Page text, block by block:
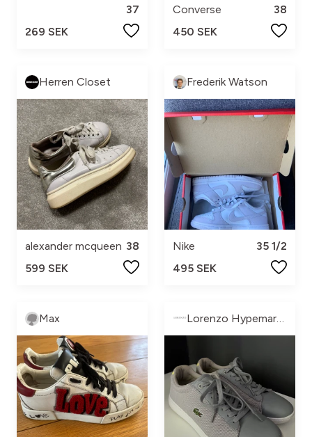
37
269 SEK
Converse
38
450 SEK
Herren Closet
alexander mcqueen 38
599 SEK
Frederik Watson
Nike
35 1/2
495 SEK
Max Lorenzo Hypemarket